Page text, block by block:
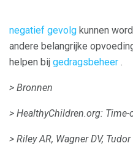
negatief gevolg kunnen
andere belangrijke
helpen bij gedragsbeheer .
> Bronnen
> HealthyChildren.org: Time-
> Riley AR, Wagner DV,